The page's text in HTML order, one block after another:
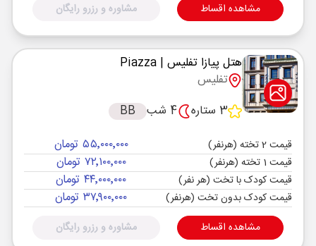
مشاهده اقساط مشاوره و رزرو رایگان
هتل پیازا تفلیس | Piazza
تفلیس
3 ستاره
4 شب BB
قیمت 2 تخته (هرنفر) ۵۵٬۰۰۰٬۰۰۰ تومان
قیمت 1 تخته (هرنفر) ۷۲٬۱۰۰٬۰۰۰ تومان
قیمت کودک با تخت (هر نفر) ۴۴٬۰۰۰٬۰۰۰ تومان
قیمت کودک بدون تخت (هرنفر) ۳۷٬۹۰۰٬۰۰۰ تومان
مشاهده اقساط مشاوره و رزرو رایگان